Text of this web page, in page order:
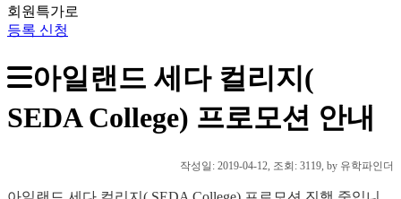
회원특가로
등록 신청
아일랜드 세다 컬리지(
SEDA College) 프로모션 안내
작성일: 2019-04-12, 조회: 3119, by 유학파인더